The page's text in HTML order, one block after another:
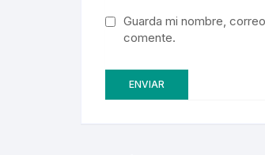
Guarda mi nombre,
comente.